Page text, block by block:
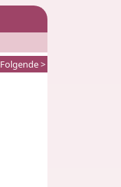
Folgende >